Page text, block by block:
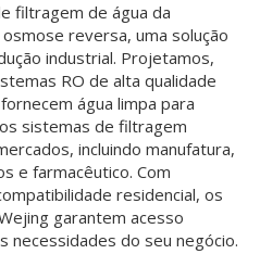
filtragem de água da
reversa, uma solução
industrial. Projetamos,
RO de alta qualidade
água limpa para
sistemas de filtragem
incluindo manufatura,
e farmacêutico. Com
residencial, os
garantem acesso
necessidades do seu negócio.